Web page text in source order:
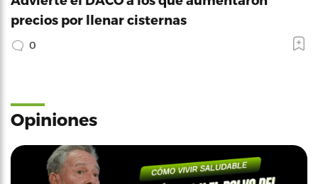
precios por llenar cisternas
0
Opiniones